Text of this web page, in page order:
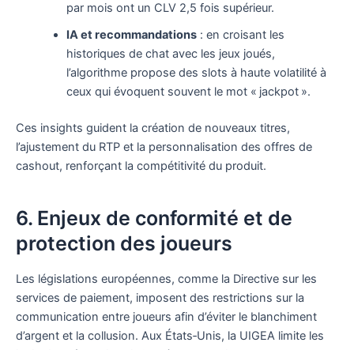
par mois ont un CLV 2,5 fois supérieur.
IA et recommandations: en croisant les
historiques de chat avec les jeux joués,
l’algorithme propose des slots à haute volatilité à
ceux qui évoquent souvent le mot « jackpot ».
Ces insights guident la création de nouveaux titres,
l’ajustement du RTP et la personnalisation des offres de
cashout, renforçant la compétitivité du produit.
6. Enjeux de conformité et de
protection des joueurs
Les législations européennes, comme la Directive sur les
services de paiement, imposent des restrictions sur la
communication entre joueurs afin d’éviter le blanchiment
d’argent et la collusion. Aux États‑Unis, la UIGEA limite les